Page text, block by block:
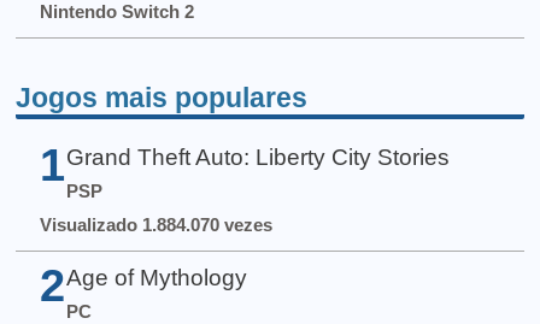
Nintendo Switch 2
Jogos mais populares
1 Grand Theft Auto: Liberty City Stories
PSP
Visualizado 1.884.070 vezes
2 Age of Mythology
PC